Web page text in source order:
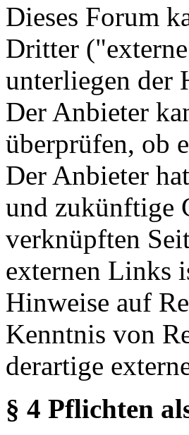
Dieses Forum
Dritter
unterliegen der
Der Anbieter
überprüfen, ob
Der Anbieter
und zukünftige
verknüpften
externen Links
Hinweise auf
Kenntnis von
derartige
§ 4 Pflichten